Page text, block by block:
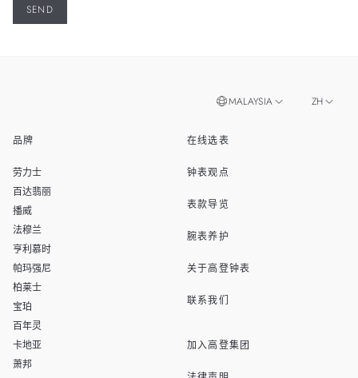
品牌
劳力士
百达翡丽
播威
法穆兰
亨利慕时
帕玛强尼
柏莱士
宝珀
百年灵
卡地亚
萧邦
在线选表
钟表观点
表款导览
腕表养护
关于高登钟表
联系我们
加入高登集团
MALAYSIA ZH